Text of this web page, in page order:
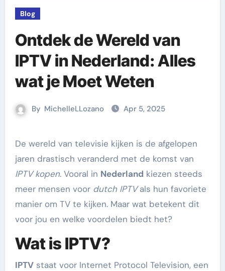
Blog
Ontdek de Wereld van
IPTV in Nederland: Alles
wat je Moet Weten
By MichelleLLozano Apr 5, 2025
De wereld van televisie kijken is de afgelopen
jaren drastisch veranderd met de komst van
IPTV kopen. Vooral in Nederland kiezen steeds
meer mensen voor dutch IPTVals hun favoriete
manier om TV te kijken. Maar wat betekent dit
voor jou en welke voordelen biedt het?
Wat is IPTV?
IPTVstaat voor Internet Protocol Television, een